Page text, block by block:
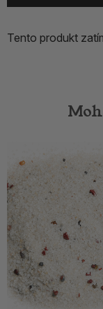
Tento produkt